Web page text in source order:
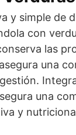
y simple de
con
las
una
una
y